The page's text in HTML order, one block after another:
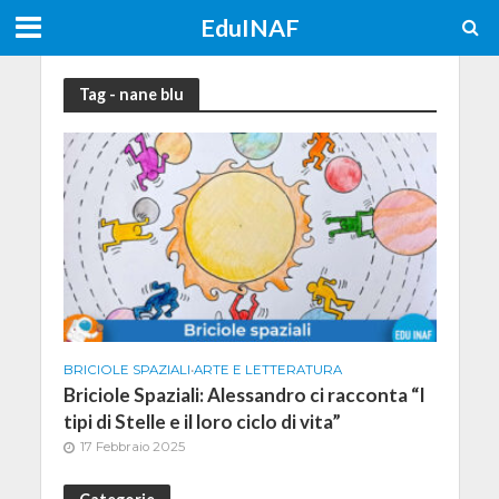
EduINAF
Tag - nane blu
BRICIOLE SPAZIALI•ARTE E LETTERATURA
Briciole Spaziali: Alessandro ci racconta “I
tipi di Stelle e il loro ciclo di vita”
17 Febbraio 2025